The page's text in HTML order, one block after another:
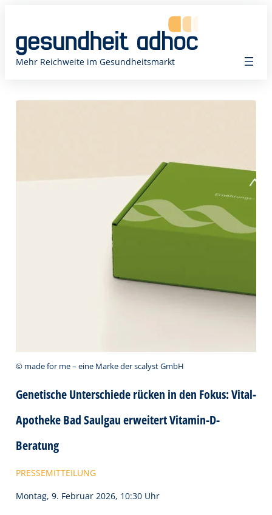
springen
Mehr Reichweite im Gesundheitsmarkt
© made for me – eine Marke der scalyst GmbH
Genetische Unterschiede rücken in den Fokus: Vital-
Apotheke Bad Saulgau erweitert Vitamin-D-
Beratung
PRESSEMITTEILUNG
Montag, 9. Februar 2026, 10:30 Uhr